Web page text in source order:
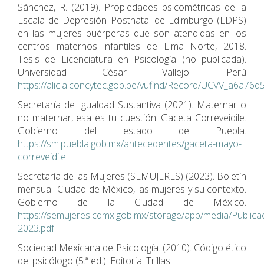
Sánchez, R. (2019). Propiedades psicométricas de la
Escala de Depresión Postnatal de Edimburgo (EDPS)
en las mujeres puérperas que son atendidas en los
centros maternos infantiles de Lima Norte, 2018.
Tesis de Licenciatura en Psicología (no publicada).
Universidad César Vallejo. Perú
https://alicia.concytec.gob.pe/vufind/Record/
Secretaría de Igualdad Sustantiva (2021). Maternar o
no maternar, esa es tu cuestión. Gaceta Correveidile.
Gobierno del estado de Puebla.
https://sm.puebla.gob.mx/antecedentes/gaceta-mayo-
correveidile.
Secretaría de las Mujeres (SEMUJERES) (2023). Boletín
mensual: Ciudad de México, las mujeres y su contexto.
Gobierno de la Ciudad de México.
https://semujeres.cdmx.gob.mx/storage/app/media/
2023.pdf.
Sociedad Mexicana de Psicología. (2010). Código ético
del psicólogo (5.ª ed.). Editorial Trillas